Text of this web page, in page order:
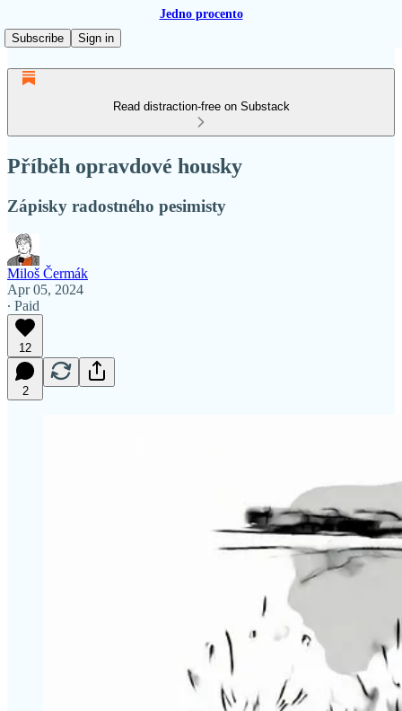
Jedno procento
Subscribe
Sign in
Read distraction-free on Substack
Příběh opravdové housky
Zápisky radostného pesimisty
Miloš Čermák
Apr 05, 2024
∙ Paid
12
2